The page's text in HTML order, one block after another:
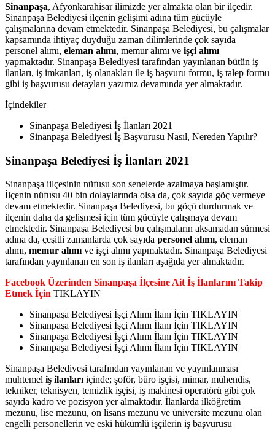
Sinanpaşa, Afyonkarahisar ilimizde yer almakta olan bir ilçedir.
Sinanpaşa Belediyesi ilçenin gelişimi adına tüm gücüyle
çalışmalarına devam etmektedir. Sinanpaşa Belediyesi, bu çalışmalar
kapsamında ihtiyaç duyduğu zaman dilimlerinde çok sayıda
personel alımı, eleman alımı, memur alımı ve işçi alımı
yapmaktadır. Sinanpaşa Belediyesi tarafından yayınlanan bütün iş
ilanları, iş imkanları, iş olanakları ile iş başvuru formu, iş talep formu
gibi iş başvurusu detayları yazımız devamında yer almaktadır.
İçindekiler
Sinanpaşa Belediyesi İş İlanları 2021
Sinanpaşa Belediyesi İş Başvurusu Nasıl, Nereden Yapılır?
Sinanpaşa Belediyesi İş İlanları 2021
Sinanpaşa iilçesinin nüfusu son senelerde azalmaya başlamıştır.
İlçenin nüfusu 40 bin dolaylarında olsa da, çok sayıda göç vermeye
devam etmektedir. Sinanpaşa Belediyesi, bu göçü durdurmak ve
ilçenin daha da gelişmesi için tüm gücüyle çalışmaya devam
etmektedir. Sinanpaşa Belediyesi bu çalışmaların aksamadan sürmesi
adına da, çeşitli zamanlarda çok sayıda personel alımı, eleman
alımı, memur alımı ve işçi alımı yapmaktadır. Sinanpaşa Belediyesi
tarafından yayınlanan en son iş ilanları aşağıda yer almaktadır.
Facebook Üzerinden Sinanpaşa İlçesine Ait İş İlanlarını Takip
Etmek İçin TIKLAYIN
Sinanpaşa Belediyesi İşçi Alımı İlanı İçin TIKLAYIN
Sinanpaşa Belediyesi İşçi Alımı İlanı İçin TIKLAYIN
Sinanpaşa Belediyesi İşçi Alımı İlanı İçin TIKLAYIN
Sinanpaşa Belediyesi İşçi Alımı İlanı İçin TIKLAYIN
Sinanpaşa Belediyesi tarafından yayınlanan ve yayınlanması
muhtemel iş ilanları içinde; şoför, büro işçisi, mimar, mühendis,
tekniker, teknisyen, temizlik işçisi, iş makinesi operatörü gibi çok
sayıda kadro ve pozisyon yer almaktadır. İlanlarda ilköğretim
mezunu, lise mezunu, ön lisans mezunu ve üniversite mezunu olan
engelli personellerin ve eski hükümlü işçilerin iş başvurusu